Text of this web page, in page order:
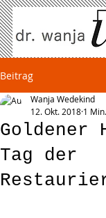
Beitrag
Goldener
Tag der
Wanja Wedekind
12. Okt. 2018 1